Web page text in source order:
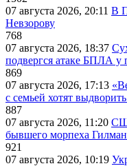
07 августа 2026, 20:11 В
Невзорову
768
07 августа 2026, 18:37
подвергся атаке БПЛА у
869
07 августа 2026, 17:13
с семьей хотят
887
07 августа 2026, 11:20
бывшего морпеха
921
07 августа 2026, 10:19